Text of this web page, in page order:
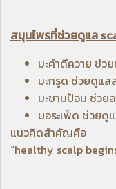
สมุนไพรที่ช่วยดูแล
มะคำดีควาย ช่ว
มะกรูด ช่วยดูแล
มะขามป้อม ช่วย
บอระเพ็ด ช่วยดู
แนวคิดสำคัญคือ
“healthy scalp